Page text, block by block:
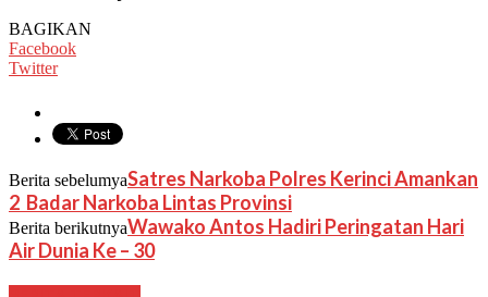
BAGIKAN
Facebook
Twitter
Berita sebelumyaSatres Narkoba Polres Kerinci Amankan
2 Badar Narkoba Lintas Provinsi
Berita berikutnyaWawako Antos Hadiri Peringatan Hari
Air Dunia Ke – 30